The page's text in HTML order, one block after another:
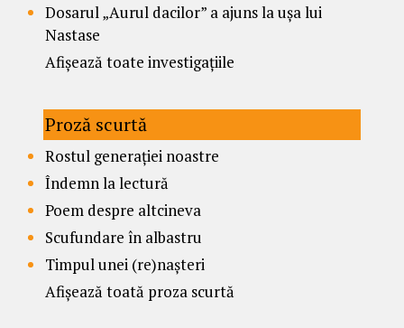
Dosarul „Aurul dacilor” a ajuns la ușa lui
Nastase
Afișează toate investigațiile
Proză scurtă
Rostul generației noastre
Îndemn la lectură
Poem despre altcineva
Scufundare în albastru
Timpul unei (re)nașteri
Afișează toată proza scurtă